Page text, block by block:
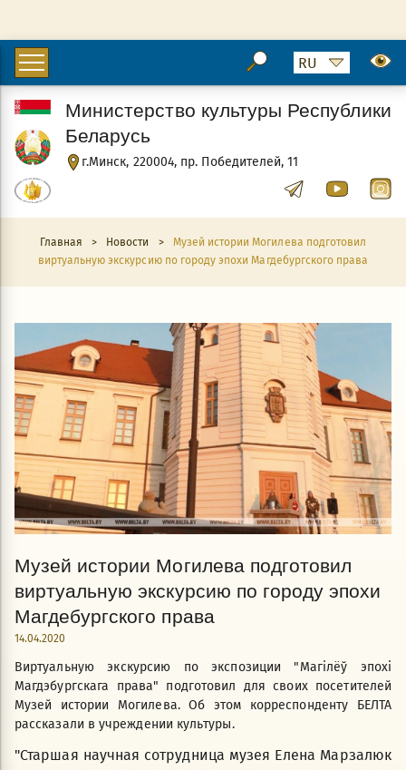
г.Минск, 220004, пр. Победителей, 11
Министерство культуры Республики
Беларусь
Главная > Новости >
Музей истории Могилева подготовил
виртуальную экскурсию по городу эпохи Магдебургского права
Музей истории Могилева подготовил
виртуальную экскурсию по городу эпохи
Магдебургского права
14.04.2020
Виртуальную экскурсию по экспозиции "Магілёў эпохі
Магдэбургскага права" подготовил для своих посетителей
Музей истории Могилева. Об этом корреспонденту БЕЛТА
рассказали в учреждении культуры.
"Старшая научная сотрудница музея Елена Марзалюк